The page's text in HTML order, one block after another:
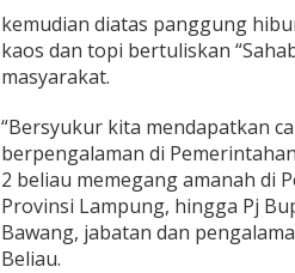
n
I
a
s
i
U
n
t
kemudian diatas panggung
kaos dan topi bertuliskan
masyarakat.
“Bersyukur kita mendapatkan
berpengalaman di
2 beliau memegang amanah di
Provinsi Lampung, hingga Pj
Bawang, jabatan dan
Beliau.